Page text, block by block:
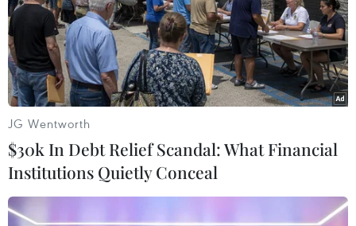
Wang làm ví dụ, các bác sĩ khuyên mọi người
nên tuân theo nguyên tắc ba số “60” để tránh
gặp vấn đề về thính lực: không để tai tiếp xúc
với môi trường có âm lượng vượt quá 60 decibel
trong thời gian dài, không đeo tai nghe hoặc
nghe nhạc lớn quá 60 phút, và khi sử dụng thiết
bị điện tử phát âm thanh, hãy cố gắng giữ âm
lượng dưới 60 phần trăm./.
(Vietnam+)
JG Wentworth
$30k In Debt Relief Scandal: What Financial
Institutions Quietly Conceal